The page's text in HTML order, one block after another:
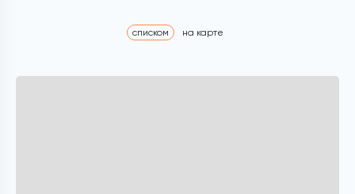
списком на карте